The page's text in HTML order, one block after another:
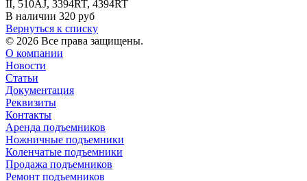
В наличии 320 руб
Вернуться к списку
© 2026 Все права защищены.
О компании
Новости
Статьи
Документация
Реквизиты
Контакты
Аренда подъемников
Ножничные подъемники
Коленчатые подъемники
Продажа подъемников
Ремонт подъемников